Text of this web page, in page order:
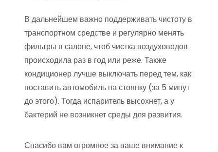
В дальнейшем важно поддерживать чистоту в
транспортном средстве и регулярно менять
фильтры в салоне, чтоб чистка воздуховодов
происходила раз в год или реже. Также
кондиционер лучше выключать перед тем, как
поставить автомобиль на стоянку (за 5 минут
до этого). Тогда испаритель высохнет, а у
бактерий не возникнет среды для развития.
Спасибо вам огромное за ваше внимание к